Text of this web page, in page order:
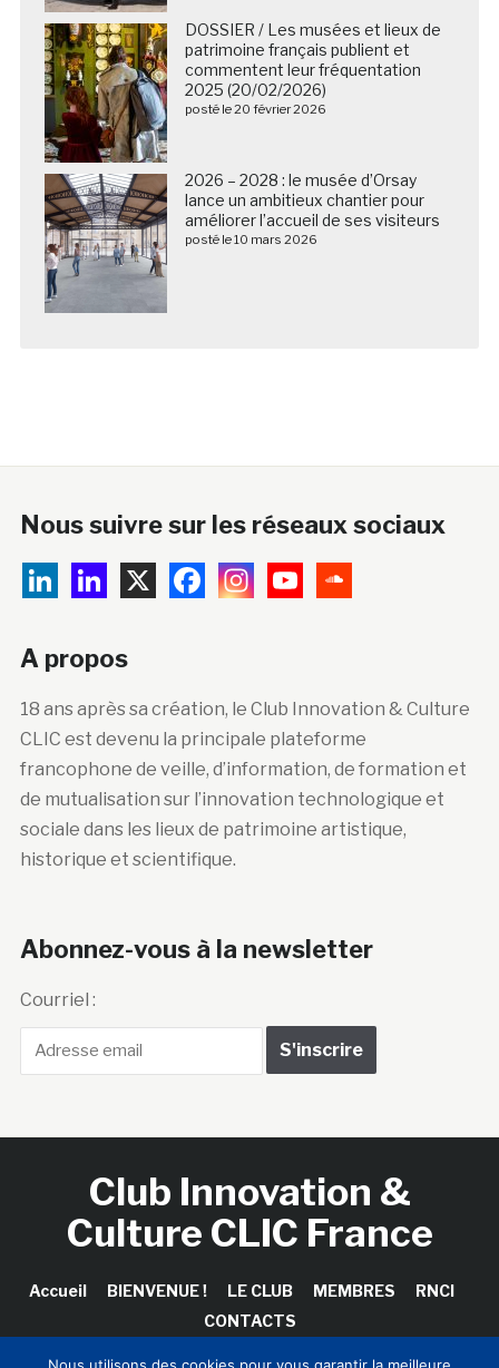
DOSSIER / Les musées et lieux de
patrimoine français publient et
commentent leur fréquentation
2025 (20/02/2026)
posté le 20 février 2026
2026 – 2028 : le musée d’Orsay
lance un ambitieux chantier pour
améliorer l’accueil de ses visiteurs
posté le 10 mars 2026
Nous suivre sur les réseaux sociaux
A propos
18 ans après sa création, le Club Innovation & Culture
CLIC est devenu la principale plateforme
francophone de veille, d’information, de formation et
de mutualisation sur l’innovation technologique et
sociale dans les lieux de patrimoine artistique,
historique et scientifique.
Abonnez-vous à la newsletter
Courriel :
Club Innovation &
Culture CLIC France
Accueil BIENVENUE ! LE CLUB MEMBRES
RNCI
CONTACTS